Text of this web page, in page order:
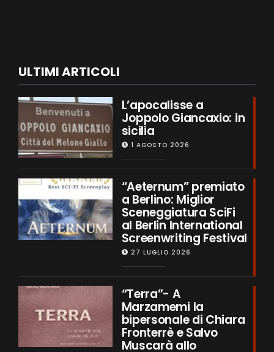
ULTIMI ARTICOLI
L’apocalisse a
Joppolo Giancaxio: in
sicilia
1 AGOSTO 2026
“Aeternum” premiato
a Berlino: Miglior
Sceneggiatura SciFi
al Berlin International
Screenwriting Festival
27 LUGLIO 2026
“Terra”- A
Marzamemi la
bipersonale di Chiara
Fronterrè e Salvo
Muscarà allo